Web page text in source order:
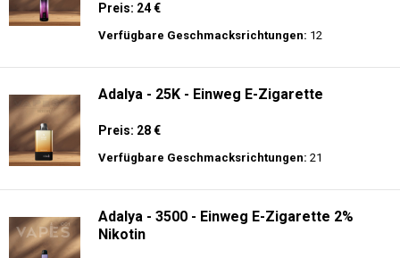
Preis: 24 €
Verfügbare Geschmacksrichtungen: 12
Adalya - 25K - Einweg E-Zigarette
Preis: 28 €
Verfügbare Geschmacksrichtungen: 21
Adalya - 3500 - Einweg E-Zigarette 2%
Nikotin